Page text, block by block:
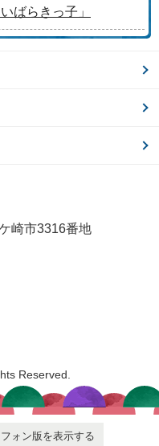
ばらきっ子」
崎市3316番地
Reserved.
ォン版を表示する